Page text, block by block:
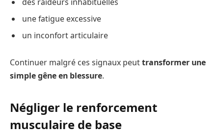
une fatigue excessive
un inconfort articulaire
Continuer malgré ces signaux peuttransformer une
simple gêne en blessure.
Négliger le renforcement
musculaire de base